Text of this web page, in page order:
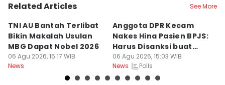
Related Articles See More
TNI AU Bantah Terlibat
Bikin Makalah Usulan
MBG Dapat Nobel 2026
06 Agu 2026, 15:17 WIB
News
Anggota DPR Kecam
Nakes Hina Pasien BPJS:
Harus Disanksi buat
Pelajaran
06 Agu 2026, 15:03 WIB
News
Polls